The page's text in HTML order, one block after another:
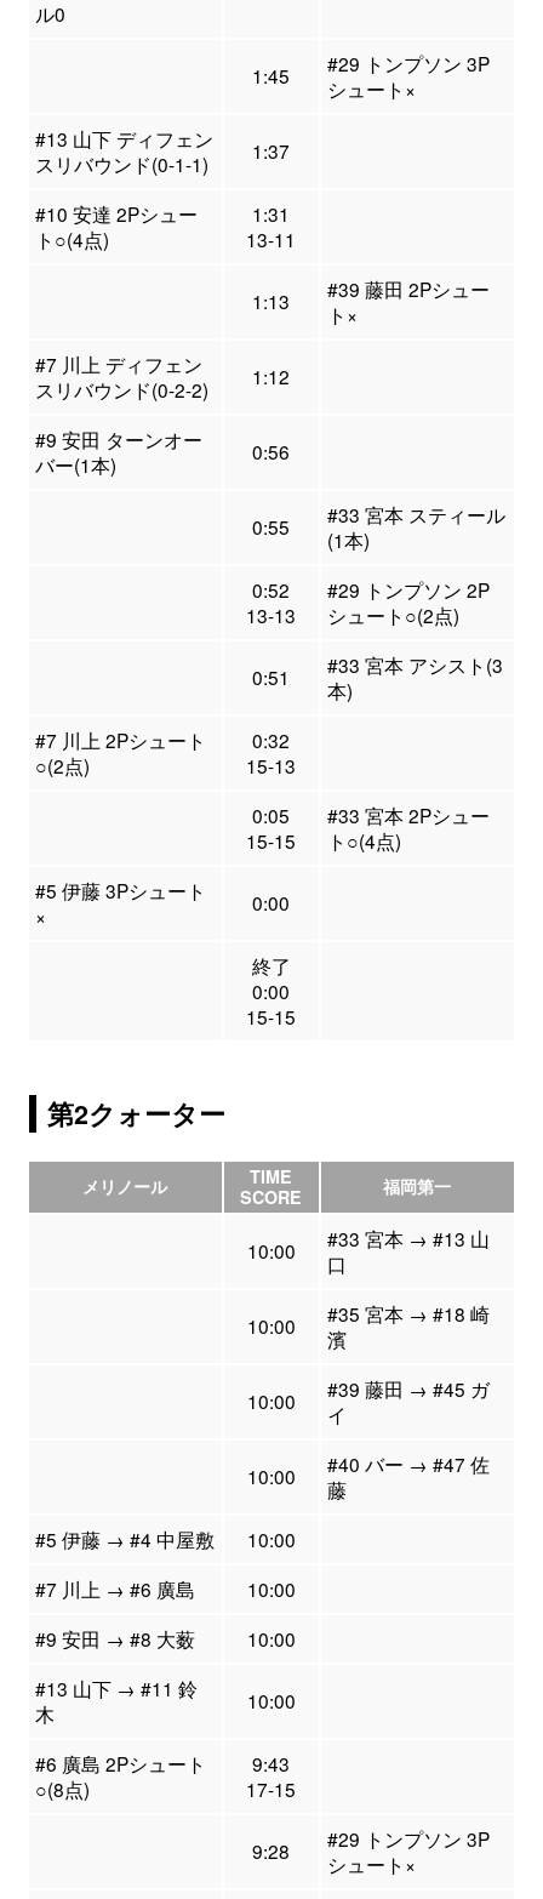
ル0
1:45
#29 トンプソン 3P
シュート×
#13 山下 ディフェン
スリバウンド(0-1-1)
1:37
#10 安達 2Pシュー
ト○(4点)
1:31
13-11
1:13
#39 藤田 2Pシュー
ト×
#7 川上 ディフェン
スリバウンド(0-2-2)
1:12
#9 安田 ターンオー
バー(1本)
0:56
0:55
#33 宮本 スティール
(1本)
0:52
13-13
#29 トンプソン 2P
シュート○(2点)
0:51
#33 宮本 アシスト(3
本)
#7 川上 2Pシュート
○(2点)
0:32
15-13
0:05
15-15
#33 宮本 2Pシュー
ト○(4点)
#5 伊藤 3Pシュート
×
0:00
終了
0:00
15-15
第2クォーター
メリノール
TIME
SCORE
福岡第一
10:00
#33 宮本 → #13 山
口
10:00
#35 宮本 → #18 崎
濱
10:00
#39 藤田 → #45 ガ
イ
10:00
#40 バー → #47 佐
藤
#5 伊藤 → #4 中屋敷
10:00
#7 川上 → #6 廣島
10:00
#9 安田 → #8 大薮
10:00
#13 山下 → #11 鈴
木
10:00
#6 廣島 2Pシュート
○(8点)
9:43
17-15
9:28
#29 トンプソン 3P
シュート×